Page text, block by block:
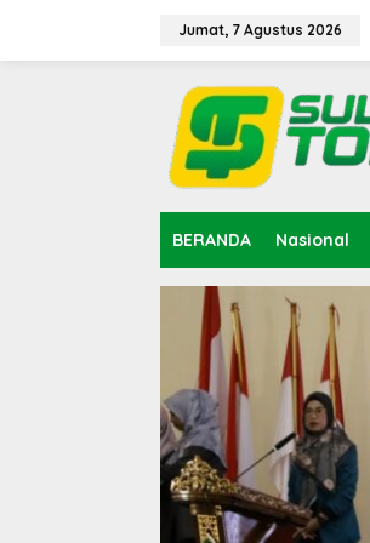
Jumat, 7 Agustus 2026
BERANDA Nasional